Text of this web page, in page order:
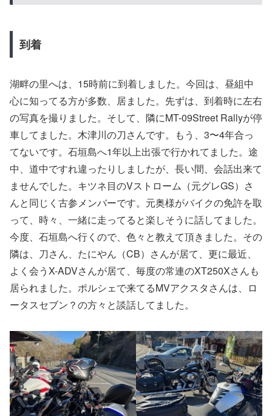
到着
湖畔の里へは、15時前に到着しました。今回は、昼組中
心に知ってる方が多数、居ました。先ずは、到着時に左右
の写真を撮りました。そして、隣にMT-09Street Rallyが停
車してました。木津川の刀さんです。もう、3〜4年合っ
てないです。石垣島へ1年以上出張で行かれてました。途
中、道中ですれ違ったりしましたが、長い間、会話出来て
ませんでした。キツネ目のVストローム（元グレGS）さ
んと同じく古参メンバーです。元奥様がバイクの免許を取
って、時々、一緒に走ってると楽しそうに話してました。
今度、石垣島へ行くので、色々と教えて頂きました。その
隣は、刀さん、たにやん（CB）さんが居て、更に最近、
よく会うX-ADVさんが居て、毎度の常連のXT250Xさんも
居られました。ポルシェで来てるMVアクスタさんは、ロ
ータスセブン？の方々と談話してました。